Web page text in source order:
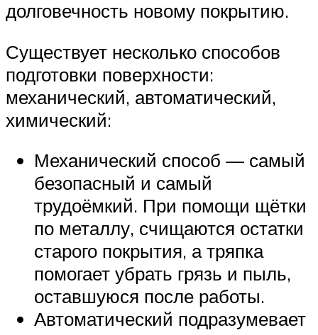
долговечность новому покрытию.
Существует несколько способов
подготовки поверхности:
механический, автоматический,
химический:
Механический способ — самый
безопасный и самый
трудоёмкий. При помощи щётки
по металлу, счищаются остатки
старого покрытия, а тряпка
помогает убрать грязь и пыль,
оставшуюся после работы.
Автоматический подразумевает